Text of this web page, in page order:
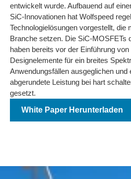
entwickelt wurde. Aufbauend auf
SiC-Innovationen hat Wolfspeed
Technologielösungen vorgestellt, die
Branche setzen. Die SiC-MOSFETs
haben bereits vor der Einführung
Designelemente für ein breites
Anwendungsfällen ausgeglichen und
abgerundete Leistung bei hart
gesetzt.
White Paper Herunterladen